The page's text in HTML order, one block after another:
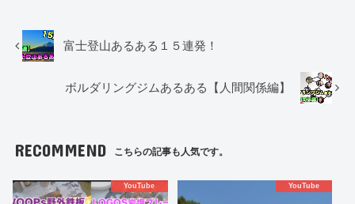
富士登山あるある１５連発！
ボルダリングジムあるある【人間関係編】
RECOMMEND こちらの記事も人気です。
YouTube YouTube